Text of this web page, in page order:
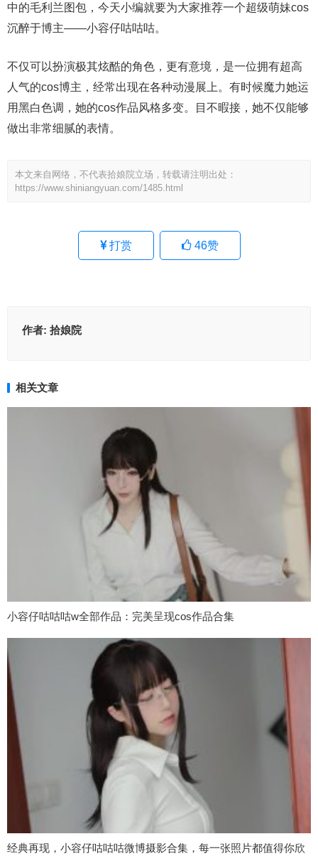
中的毛利兰图包，今天小编就要为大家推荐一个超级萌妹cos
沉醉于博主——小容仔咕咕咕。
不仅可以扮演极其炫酷的角色，更有意境，是一位拥有超高
人气的cos博主，经常出现在各种动漫展上。有时候魔力她运
用黑白色调，她的cos作品风格多变。目不暇接，她不仅能够
做出非常细腻的表情。
本文来自网络，不代表拾娘院立场，转载请注明出处：
https://www.shiniangyuan.com/1485.html
打赏 46赞
作者: 拾娘院
相关文章
小容仔咕咕咕w全部作品：完美呈现cos作品合集
经典再现，小容仔咕咕咕微博摄影合集，每一张照片都值得你欣